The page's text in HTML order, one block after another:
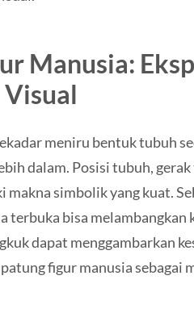
Manusia:
Visual
meniru bentuk tubuh
dalam. Posisi tubuh,
makna simbolik yang kuat.
terbuka bisa melambangkan
dapat menggambarkan
figur manusia sebagai